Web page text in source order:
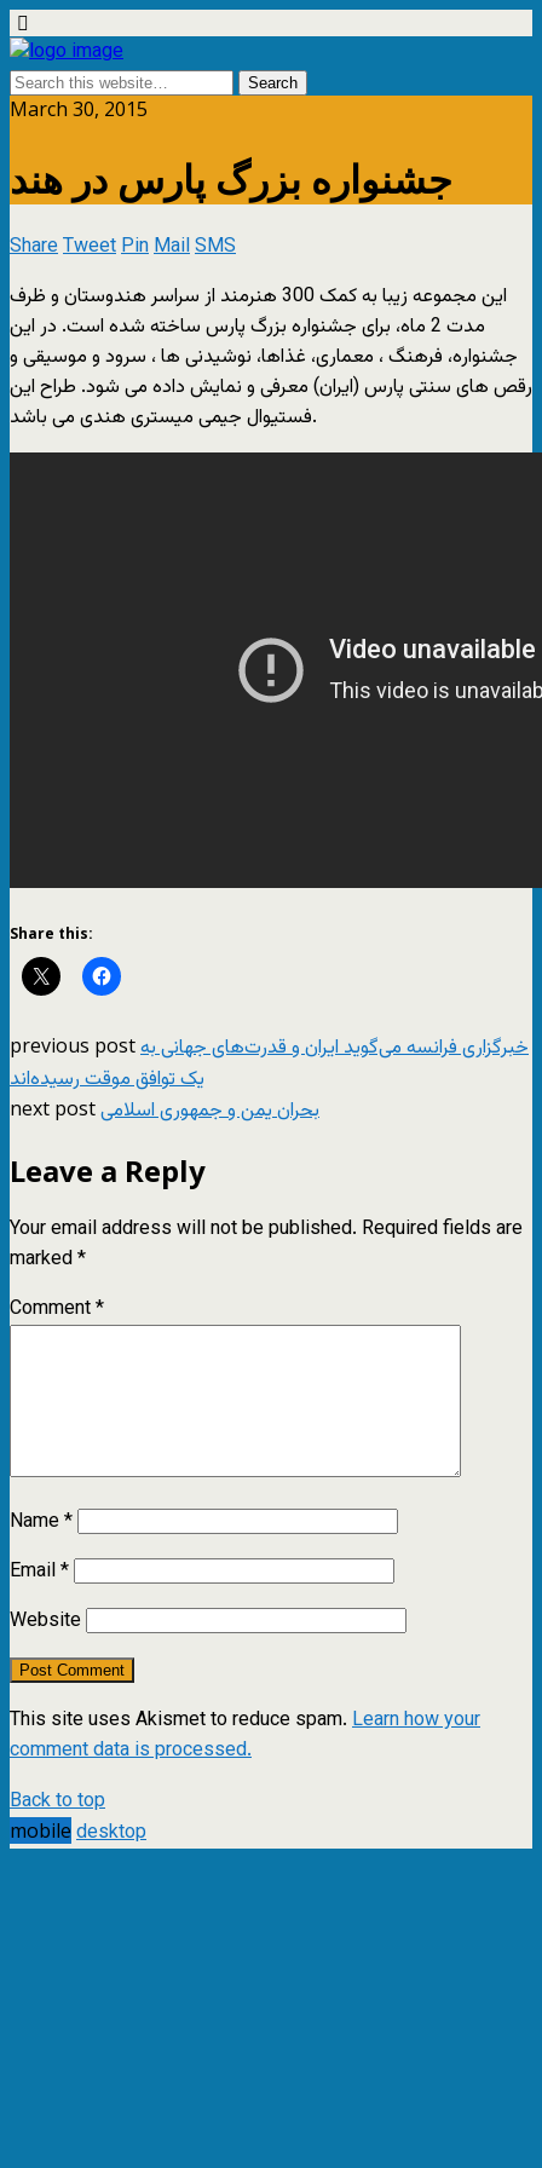
March 30, 2015
جشنواره بزرگ پارس در هند
ShareTweetPinMailSMS
این مجموعه زیبا به کمک 300 هنرمند از سراسر هندوستان و ظرف
مدت 2 ماه، برای جشنواره بزرگ پارس ساخته شده است. در این
جشنواره، فرهنگ ، معماری، غذاها، نوشیدنی ها ، سرود و موسیقی و
رقص های سنتی پارس (ایران) معرفی و نمایش داده می شود. طراح این
فستیوال جیمی میستری هندی می باشد.
Share this:
previous postخبرگزاری فرانسه می‌گوید ایران و قدرت‌های جهانی به
یک توافق موقت رسیده‌اند
next postبحران یمن و جمهوری اسلامی
Leave a Reply
Your email address will not be published. Required fields are
marked*
Comment*
Name*
Email*
Website
This site uses Akismet to reduce spam. Learn how your
comment data is processed.
Back to top
mobile desktop